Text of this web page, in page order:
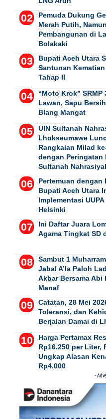
Pemuda Dukung
Merah Putih,
Pembangunan di
Bolakaki
Bupati Aceh Utara
Santunan
Tahap II
“Moto Krok” SRMP
Lawan, Sapu
Blang Mangat
UIN Sultanah
Lhokseumawe
Rangkaian Milad
dengan Peringatan
Sultanah
Pertemuan dengan
Bupati Aceh Utara
Implementasi
Helsinki
Ini Daftar Juara
Agama Tingkat SD
Sambut 1
Jabal A’la Paloh
Akbar Bersama Abi
Manaf
Catatan, 28 Mei
Toleransi, dan
Berjalan Damai di
Harga Pertamax
Rp16.250 per Liter,
Ungkap Alasan
Rp4.000
-